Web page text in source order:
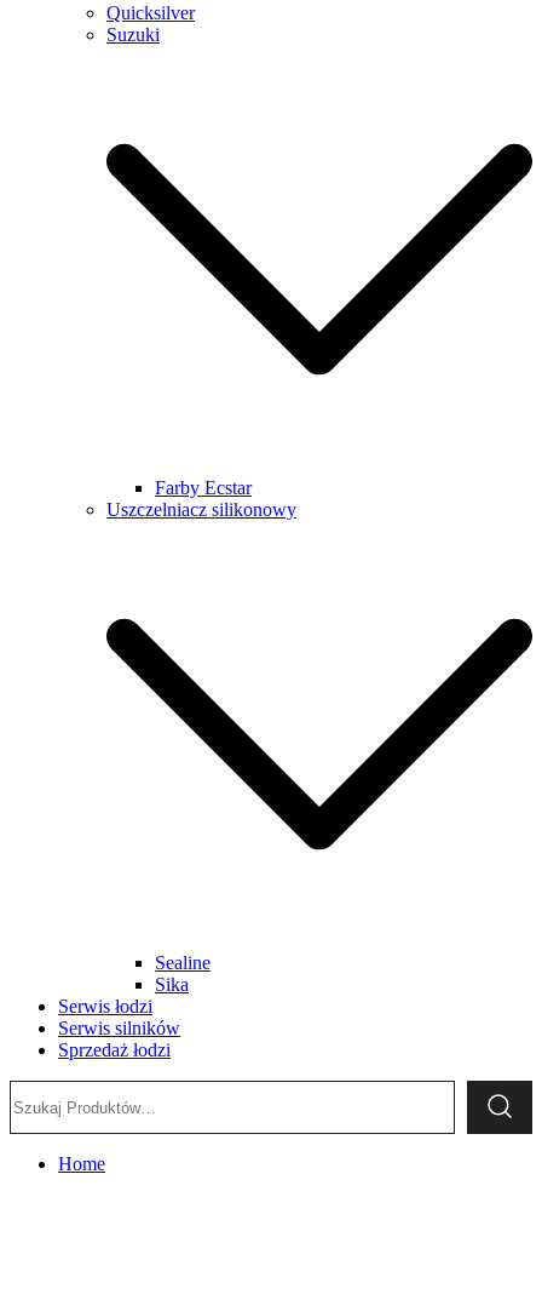
Quicksilver
Suzuki
Farby Ecstar
Uszczelniacz silikonowy
Sealine
Sika
Serwis łodzi
Serwis silników
Sprzedaż łodzi
Home